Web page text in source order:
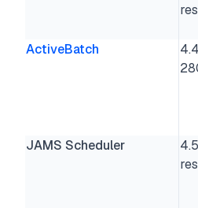
ActiveBatch
JAMS Scheduler